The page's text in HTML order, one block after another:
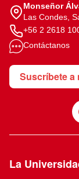
Monseñor
Las Condes,
+56 2 2618
Contáctanos
Suscríbete a
La